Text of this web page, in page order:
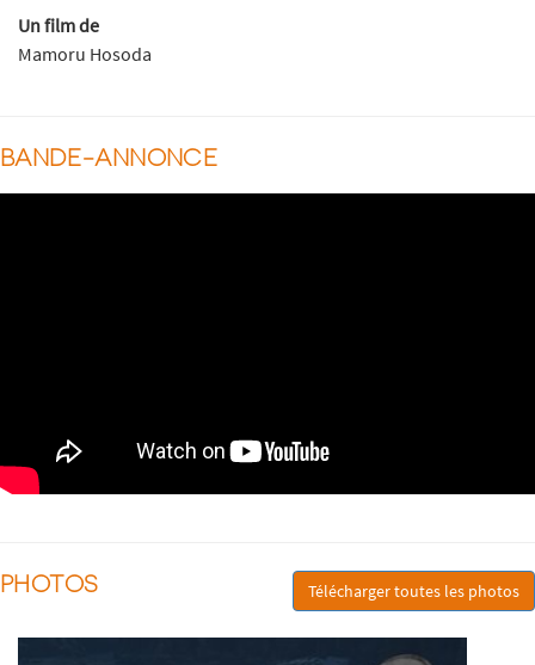
Un film de
Mamoru Hosoda
BANDE-ANNONCE
PHOTOS Télécharger toutes les photos